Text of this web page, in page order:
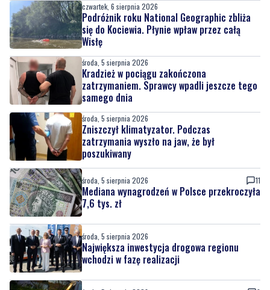
czwartek, 6 sierpnia 2026
Podróżnik roku National Geographic zbliża
się do Kociewia. Płynie wpław przez całą
Wisłę
środa, 5 sierpnia 2026
Kradzież w pociągu zakończona
zatrzymaniem. Sprawcy wpadli jeszcze tego
samego dnia
środa, 5 sierpnia 2026
Zniszczył klimatyzator. Podczas
zatrzymania wyszło na jaw, że był
poszukiwany
środa, 5 sierpnia 2026 11
Mediana wynagrodzeń w Polsce przekroczyła
7,6 tys. zł
środa, 5 sierpnia 2026
Największa inwestycja drogowa regionu
wchodzi w fazę realizacji